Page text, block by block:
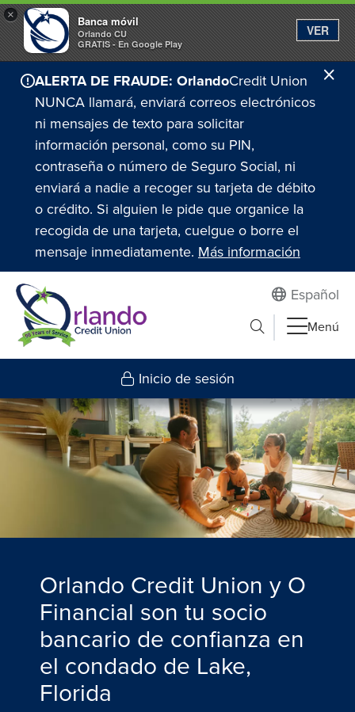
× Banca móvil
Orlando CU
GRATIS - En Google Play
VER
ALERTA DE FRAUDE: OrlandoCredit Union
NUNCA llamará, enviará correos electrónicos
ni mensajes de texto para solicitar
información personal, como su PIN,
contraseña o número de Seguro Social, ni
enviará a nadie a recoger su tarjeta de débito
o crédito. Si alguien le pide que organice la
recogida de una tarjeta, cuelgue o borre el
mensaje inmediatamente. Más información
Español
Enviar búsqueda
BuscarMenú
Inicio de sesión
Orlando Credit Union y O
Financial son tu socio
bancario de confianza en
el condado de Lake,
Florida